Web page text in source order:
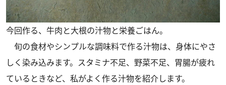
今回作る、牛肉と大根の汁物と栄養ごはん。
旬の食材やシンプルな調味料で作る汁物は、身体にやさ
しく染み込みます。スタミナ不足、野菜不足、胃腸が疲れ
ているときなど、私がよく作る汁物を紹介します。